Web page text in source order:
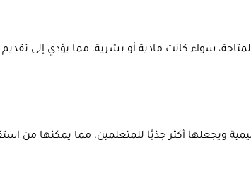
سواء كانت مادية أو بشرية، مما يؤدي إلى